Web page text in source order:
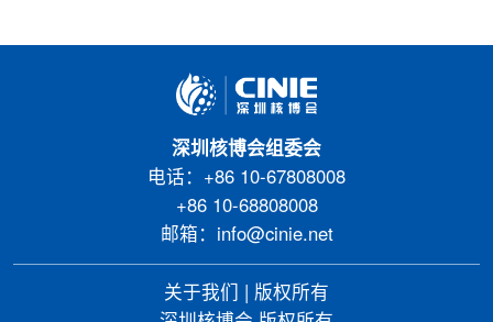
深圳核博会组委会
电话：+86 10-67808008
+86 10-68808008
邮箱：info@cinie.net
关于我们
版权所有